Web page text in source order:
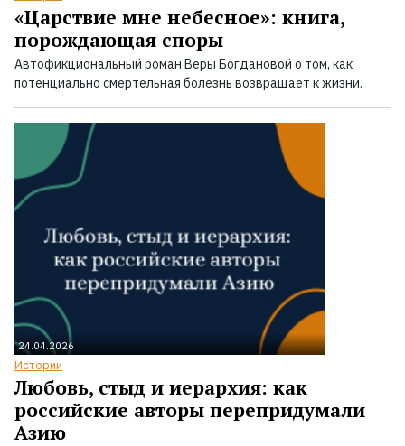
«Царствие мне небесное»: книга,
порождающая споры
Автофикциональный роман Веры Богдановой о том, как
потенциально смертельная болезнь возвращает к жизни.
24.04.2026
Истории
Любовь, стыд и иерархия: как
российские авторы перепридумали
Азию